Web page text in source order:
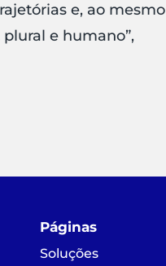
e, ao mesmo
e humano”,
Páginas
Soluções